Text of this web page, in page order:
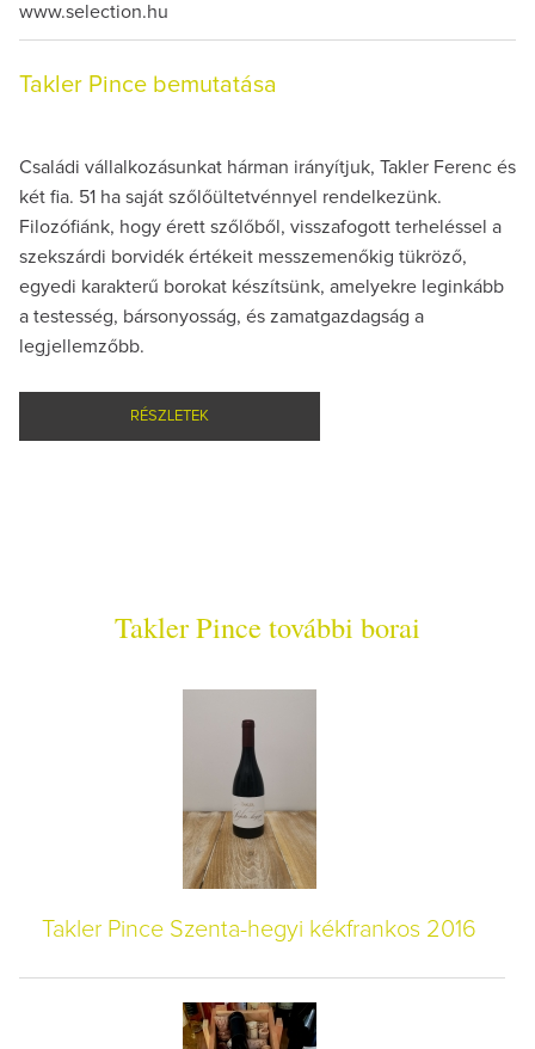
www.selection.hu
Takler Pince bemutatása
Családi vállalkozásunkat hárman irányítjuk, Takler Ferenc és
két fia. 51 ha saját szőlőültetvénnyel rendelkezünk.
Filozófiánk, hogy érett szőlőből, visszafogott terheléssel a
szekszárdi borvidék értékeit messzemenőkig tükröző,
egyedi karakterű borokat készítsünk, amelyekre leginkább
a testesség, bársonyosság, és zamatgazdagság a
legjellemzőbb.
RÉSZLETEK
Takler Pince további borai
Takler Pince Szenta-hegyi kékfrankos 2016